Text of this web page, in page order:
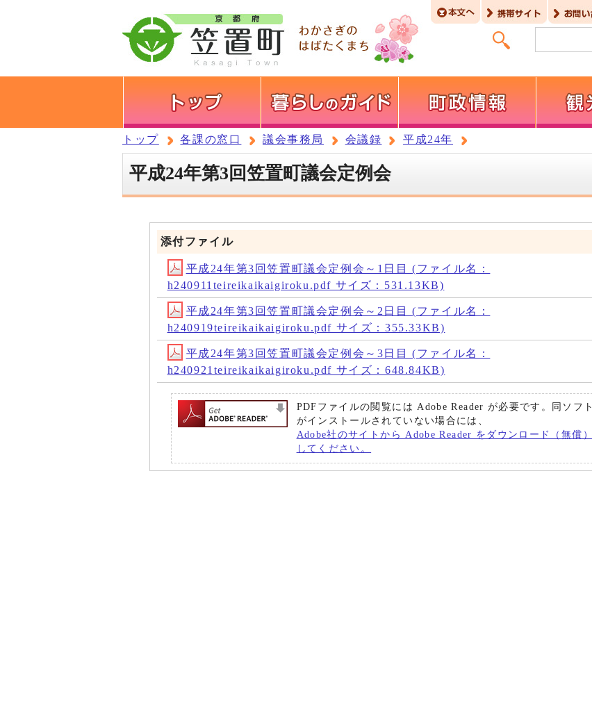
トップ 各課の窓口 議会事務局 会議録 平成24年
平成24年第3回笠置町議会定例会
添付ファイル
平成24年第3回笠置町議会定例会～1日目 (ファイル名：
h240911teireikaikaigiroku.pdf サイズ：531.13KB)
平成24年第3回笠置町議会定例会～2日目 (ファイル名：
h240919teireikaikaigiroku.pdf サイズ：355.33KB)
平成24年第3回笠置町議会定例会～3日目 (ファイル名：
h240921teireikaikaigiroku.pdf サイズ：648.84KB)
PDFファイルの閲覧には Adobe Reader が必要です。同ソフト
がインストールされていない場合には、
Adobe社のサイトから Adobe Reader をダウンロード（無償）
してください。